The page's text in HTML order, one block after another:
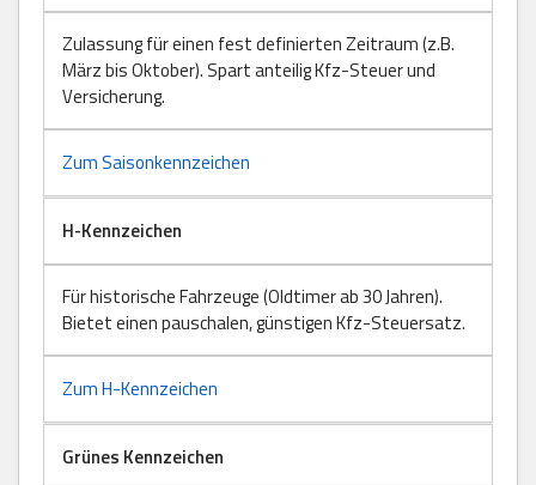
Zulassung für einen fest definierten Zeitraum (z.B.
März bis Oktober). Spart anteilig Kfz-Steuer und
Versicherung.
Zum Saisonkennzeichen
H-Kennzeichen
Für historische Fahrzeuge (Oldtimer ab 30 Jahren).
Bietet einen pauschalen, günstigen Kfz-Steuersatz.
Zum H-Kennzeichen
Grünes Kennzeichen